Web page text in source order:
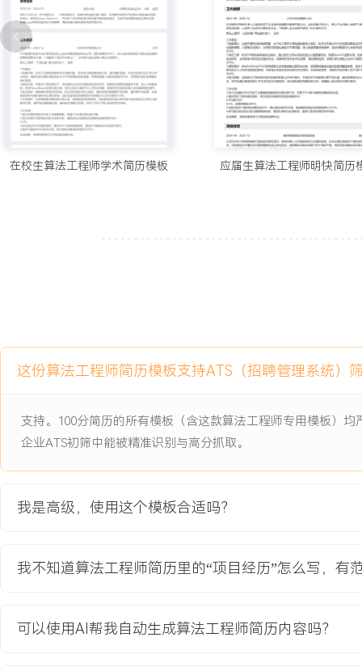
编写技术设计文档与API接口规范；指导初级算法工程师完成模块开
审保证代码质量，带领小组按时交付XXX个重要项目模块。
7.技术分享：定期在团队内部分享领域前沿论文与工程实践，内容涵
优化等；整理形成内部知识库文档XXX篇；主导攻克了线上服务内
题，相关方案推广至其他项目组，减少同类问题排查时间XXX%。
工作业绩：
1.主导智能客服核心算法迭代，使意图识别准确率达到XXX%，每年
3.构建高效数据生产线，累计处理并交付高质量训练数据XXX万条，
7.技术分享与知识沉淀提升团队整体效率，相关经验复用避免潜在线
项目经历
2024-09 -2025-12 智能客服推荐系统升级
公司核心智能客服系统的推荐模块优化项目，原有基于规则的问答
高可用的前提下，将模型响应时间控制在XXX毫秒内，服务公司XXX
1.算法设计：负责推荐模型的整体架构设计，采用召回与排序两阶段
语义召回模型，利用用户行为序列构建排序模型特征。
在校生算法工程师学术简历模板 应届生算法工程师明快简历
这份算法工程师简历模板支持ATS（招聘管理系统）
支持。100分简历的所有模板（含这款算法工程师专用模板）
企业ATS初筛中能被精准识别与高分抓取。
我是高级，使用这个模板合适吗？
我不知道算法工程师简历里的“项目经历”怎么写，有
可以使用AI帮我自动生成算法工程师简历内容吗？